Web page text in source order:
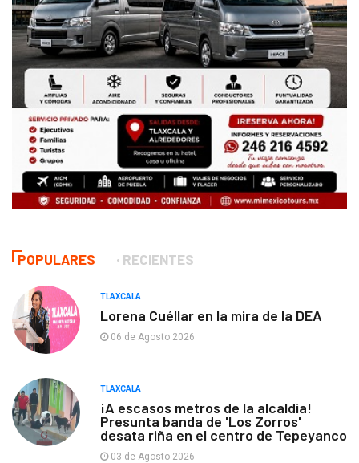
POPULARES RECIENTES
TLAXCALA
Lorena Cuéllar en la mira de la DEA
06 de Agosto 2026
TLAXCALA
¡A escasos metros de la alcaldía!
Presunta banda de 'Los Zorros'
desata riña en el centro de Tepeyanco
03 de Agosto 2026